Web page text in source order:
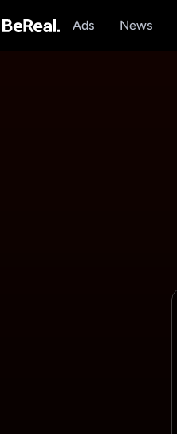
Ads News